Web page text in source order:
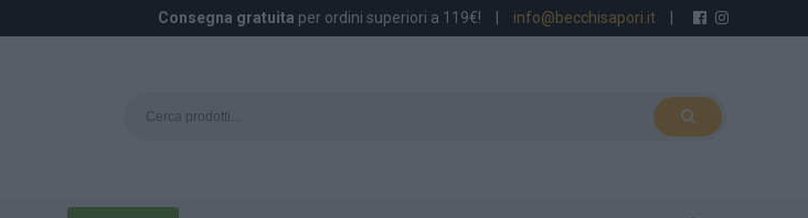
Consegna gratuita per ordini superiori a 119€! info@becchisapori.it